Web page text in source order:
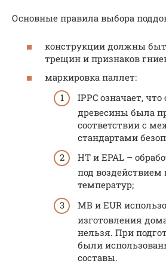
Основные правила выбора
конструкции должны
трещин и признаков
маркировка паллет:
IPPC означает, что
древесины была
соответствии с
стандартами
НТ и ЕPAL –
под воздействием
температур;
МВ и EUR
изготовления
нельзя. При
были
составы.